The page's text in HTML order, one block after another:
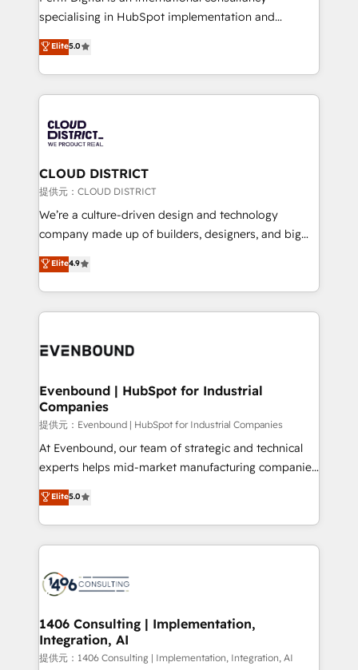
years as a HubSpot partner. • 2023 Impact Awards:
Year LATAM 2022, 2023, 2024, 2025. • Partner of the
Year 2024. • Organizer of Aliados.ai (AI, marketing &
you grow faster, smarter, and with impact.
specialising in HubSpot implementation and
Antropic's Claude business transformation, with
offices in Dublin, Munich, Rotterdam, Lisbon, and
New York. We help organisations unlock their full
revenue potential by deeply integrating core
beyond, with HubSpot, and layering Anthropic's
Claude AI across the processes that matter most.
From automating complex workflows to surfacing
insights buried in data, we build intelligent systems
that think, connect, and scale. Our approach goes
beyond configuration. We embed ourselves in our
actually runs, and architect solutions that make
technology work harder — so their people don't
Elite5.0
CLOUD DISTRICT
提供元：CLOUD DISTRICT
We’re a culture-driven design and technology
company made up of builders, designers, and big
thinkers. We blend strategy, design, and
development—always fueled by curiosity—to turn
ideas, opportunities, and challenges into meaningful
experiences. To us, technology is more than just
and—most importantly—simple. That’s why we lean
products and strategies that actually make a
difference.
Elite4.9
Evenbound | HubSpot for Industrial
Companies
提供元：Evenbound | HubSpot for Industrial Companies
At Evenbound, our team of strategic and technical
experts helps mid-market manufacturing companies
achieve real growth. We specialize in delivering
tailored solutions that drive results by leveraging
HubSpot’s platform and data to fuel success.
Technical Solutions: - HubSpot Technical Consulting -
Onboarding - Data Migration & Integrations -
Revenue Operations - Inbound Marketing -
Outbound Marketing - HubSpot CMS Website
Design & Development We empower our clients to
Elite5.0
1406 Consulting | Implementation,
Integration, AI
提供元：1406 Consulting | Implementation, Integration, AI